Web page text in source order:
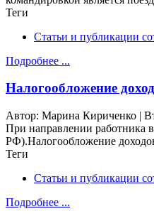
Теги
Статьи и публикации
Подробнее ...
Налогообложение
Автор: Марина Кириченко |
При направлении работника
РФ).Налогообложение
Теги
Статьи и публикации
Подробнее ...